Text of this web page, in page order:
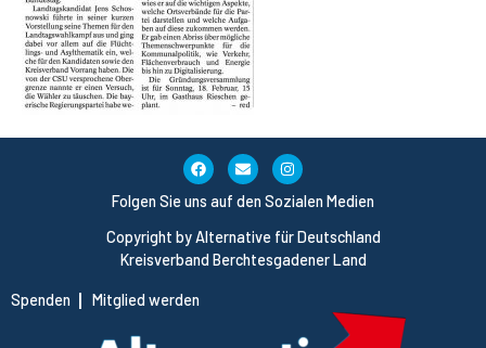
Copyright by Alternative für Deutschland
Kreisverband Berchtesgadener Land
Spenden Mitglied werden
Folgen Sie uns auf den Sozialen Medien